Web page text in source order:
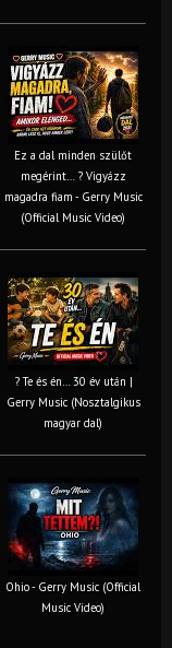
Ez a dal minden szülőt
megérint… ? Vigyázz
magadra fiam - Gerry Music
(Official Music Video)
? Te és én… 30 év után |
Gerry Music (Nosztalgikus
magyar dal)
Ohio - Gerry Music (Official
Music Video)